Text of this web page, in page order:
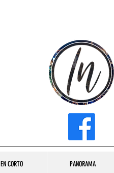
EN CORTO PANORAMA